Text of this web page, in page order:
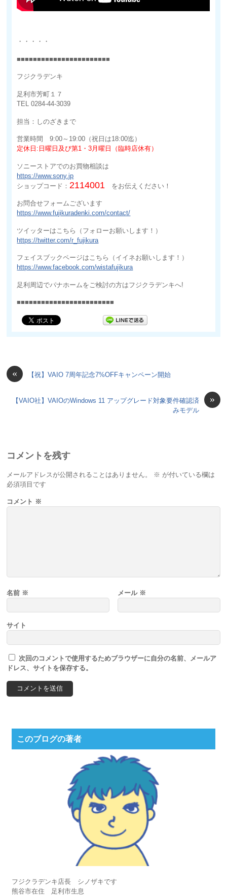
・・・・・
■■■■■■■■■■■■■■■■■■■■■■■
フジクラデンキ
足利市芳町１７
TEL 0284-44-3039
担当：しのざきまで
営業時間 9:00～19:00（祝日は18:00迄）
定休日:日曜日及び第1・3月曜日（臨時店休有）
ソニーストアでのお買物相談は
https://www.sony.jp
ショップコード： 2114001 をお伝えください！
お問合せフォームございます
https://www.fujikuradenki.com/contact/
ツイッターはこちら（フォローお願いします！）
https://twitter.com/r_fujikura
フェイスブックページはこちら（イイネお願いします！）
https://www.facebook.com/wistafujikura
足利周辺でパナホームをご検討の方はフジクラデンキへ!
■■■■■■■■■■■■■■■■■■■■■■■■
« 【祝】VAIO 7周年記念7%OFFキャンペーン開始
»
【VAIO社】VAIOのWindows 11 アップグレード対象要件確認済
みモデル
コメントを残す
メールアドレスが公開されることはありません。 ※ が付いている欄は
必須項目です
コメント ※
名前 ※ メール ※
サイト
次回のコメントで使用するためブラウザーに自分の名前、メールア
ドレス、サイトを保存する。
このブログの著者
フジクラデンキ店長 シノザキです
熊谷市在住 足利市生息